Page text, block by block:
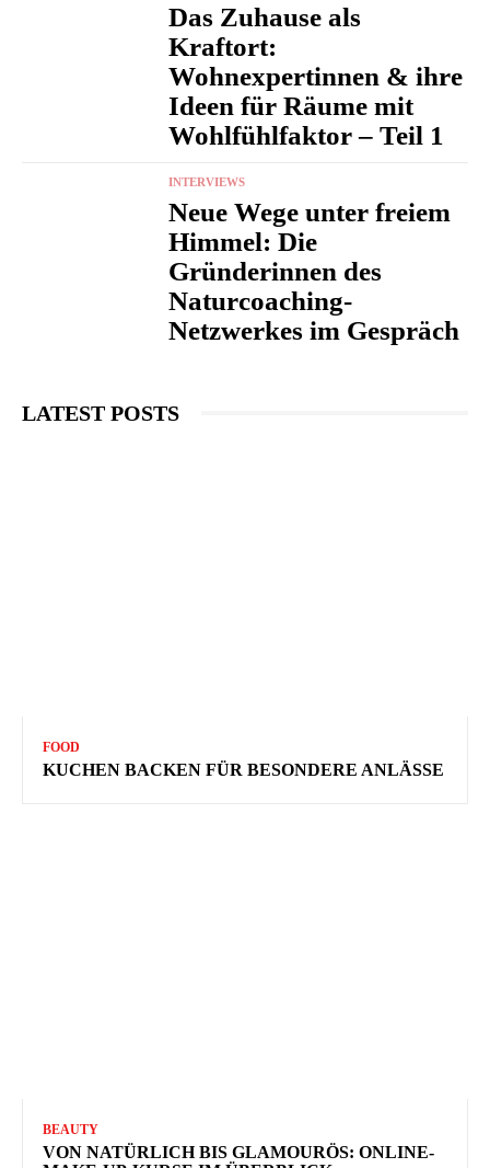
Das Zuhause als
Kraftort:
Wohnexpertinnen & ihre
Ideen für Räume mit
Wohlfühlfaktor – Teil 1
INTERVIEWS
Neue Wege unter freiem
Himmel: Die
Gründerinnen des
Naturcoaching-
Netzwerkes im Gespräch
LATEST POSTS
FOOD
KUCHEN BACKEN FÜR BESONDERE ANLÄSSE
BEAUTY
VON NATÜRLICH BIS GLAMOURÖS: ONLINE-